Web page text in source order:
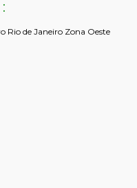
Rio de Janeiro Zona Oeste